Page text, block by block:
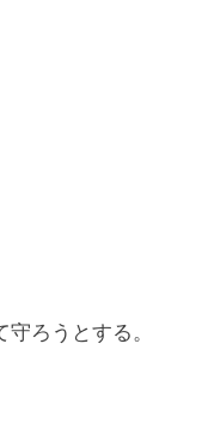
ろうとする。